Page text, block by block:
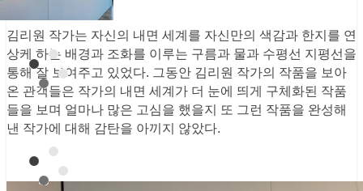
김리원 작가는 자신의 내면 세계를 자신만의 색감과 한지를 연
상케 하는 배경과 조화를 이루는 구름과 물과 수평선 지평선을
통해 잘 보여주고 있었다. 그동안 김리원 작가의 작품을 보아
온 관객들은 작가의 내면 세계가 더 눈에 띄게 구체화된 작품
들을 보며 얼마나 많은 고심을 했을지 또 그런 작품을 완성해
낸 작가에 대해 감탄을 아끼지 않았다.